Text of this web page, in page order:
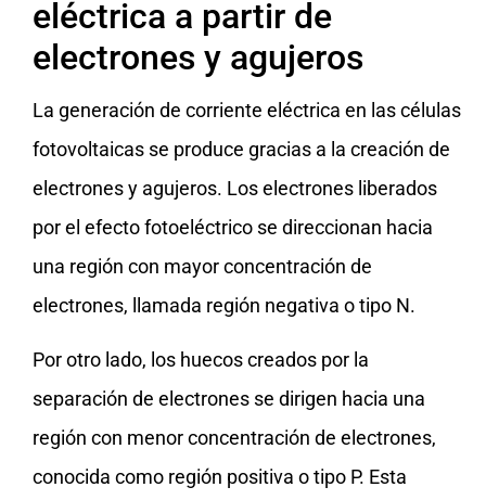
eléctrica a partir de
electrones y agujeros
La generación de corriente eléctrica en las células
fotovoltaicas se produce gracias a la creación de
electrones y agujeros. Los electrones liberados
por el efecto fotoeléctrico se direccionan hacia
una región con mayor concentración de
electrones, llamada región negativa o tipo N.
Por otro lado, los huecos creados por la
separación de electrones se dirigen hacia una
región con menor concentración de electrones,
conocida como región positiva o tipo P. Esta